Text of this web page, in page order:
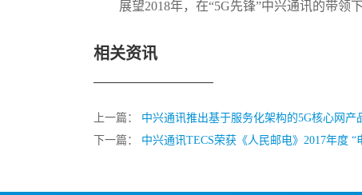
展望2018年，在“5G先锋”中兴通讯的带领
相关资讯
上一篇： 中兴通讯推出基于服务化架构的5G核心网产
下一篇： 中兴通讯TECS荣获《人民邮电》2017年度 “